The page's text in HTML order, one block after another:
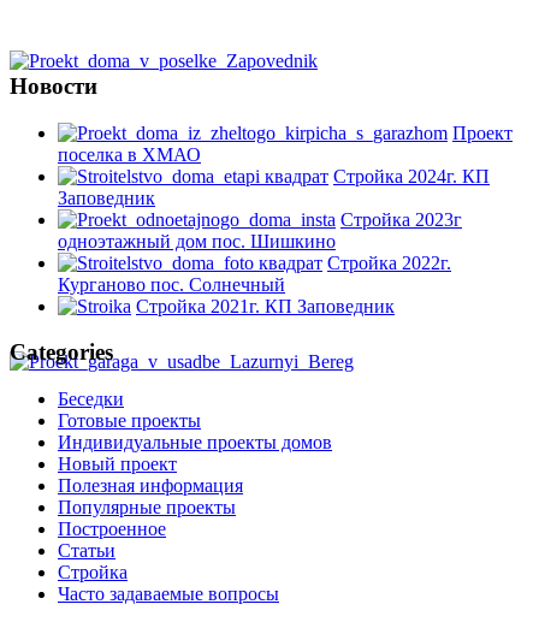
Новости
Проект
поселка в ХМАО
Стройка 2024г. КП
Заповедник
Стройка 2023г
одноэтажный дом пос. Шишкино
Стройка 2022г.
Курганово пос. Солнечный
Стройка 2021г. КП Заповедник
Categories
Беседки
Готовые проекты
Индивидуальные проекты домов
Новый проект
Полезная информация
Популярные проекты
Построенное
Статьи
Стройка
Часто задаваемые вопросы